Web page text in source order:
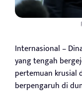
Internasional –
yang tengah
pertemuan krusial
berpengaruh di